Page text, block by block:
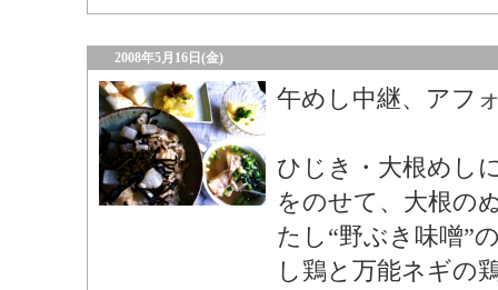
2008年5月16日(金)
午めし中継、アフ
ひじき・大根めし
をのせて、大根の
たし“野ぶき味噌”
し鶏と万能ネギの